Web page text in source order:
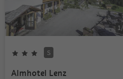
1/
S
Almhotel Lenz